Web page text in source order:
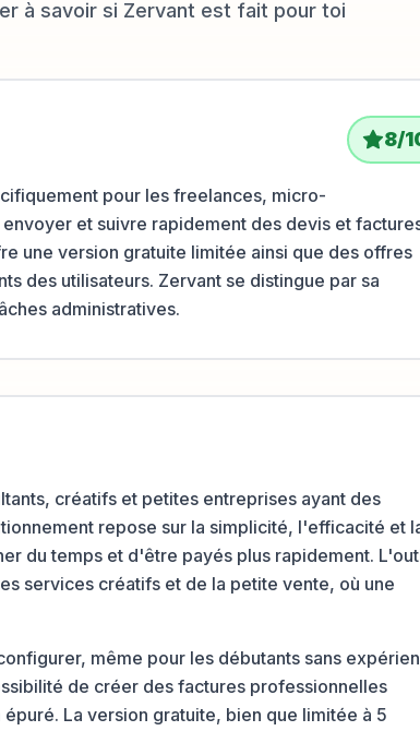
à savoir si Zervant est fait pour toi
8/
pour les freelances, micro-
et suivre rapidement des devis et
une version gratuite limitée ainsi que des offres
des utilisateurs. Zervant se distingue par sa
administratives.
créatifs et petites entreprises ayant des
repose sur la simplicité, l'efficacité et
du temps et d'être payés plus rapidement.
services créatifs et de la petite vente, où une
même pour les débutants sans
de créer des factures professionnelles
La version gratuite, bien que limitée à 5